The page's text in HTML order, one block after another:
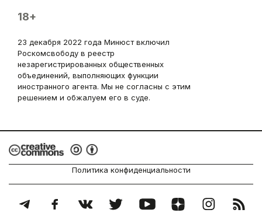
18+
23 декабря 2022 года Минюст включил
Роскомсвободу в реестр
незарегистрированных общественных
объединений, выполняющих функции
иностранного агента. Мы не согласны с этим
решением и обжалуем его в суде.
Политика конфиденциальности